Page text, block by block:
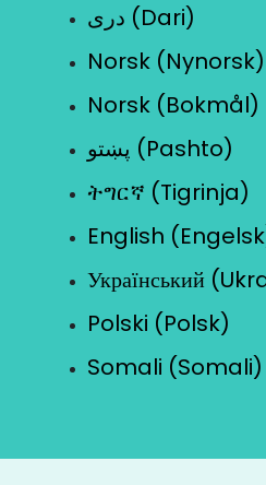
دری (Dari)
Norsk (Nynorsk)
Norsk (Bokmål)
پښتو (Pashto)
ትግርኛ (Tigrinja)
English
Український
Polski (Polsk)
Somali (Somali)